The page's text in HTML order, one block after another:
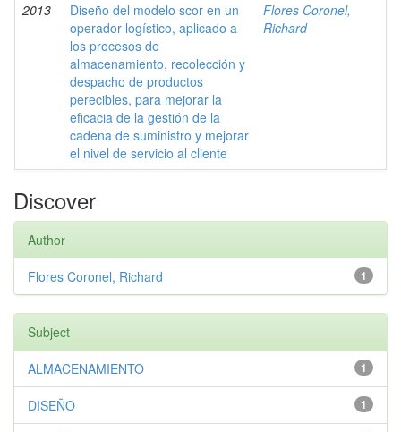
2013
Diseño del modelo scor en un
operador logístico, aplicado a
los procesos de
almacenamiento, recolección y
despacho de productos
perecibles, para mejorar la
eficacia de la gestión de la
cadena de suministro y mejorar
el nivel de servicio al cliente
Flores Coronel,
Richard
Discover
Author
1
Flores Coronel, Richard
Subject
1
ALMACENAMIENTO
1
DISEÑO